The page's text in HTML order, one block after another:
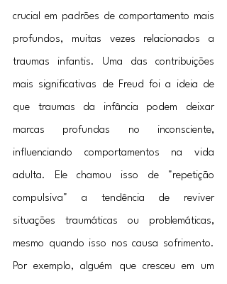
crucial em padrões de comportamento mais
profundos, muitas vezes relacionados a
traumas infantis. Uma das contribuições
mais significativas de Freud foi a ideia de
que traumas da infância podem deixar
marcas profundas no inconsciente,
influenciando comportamentos na vida
adulta. Ele chamou isso de "repetição
compulsiva" a tendência de reviver
situações traumáticas ou problemáticas,
mesmo quando isso nos causa sofrimento.
Por exemplo, alguém que cresceu em um